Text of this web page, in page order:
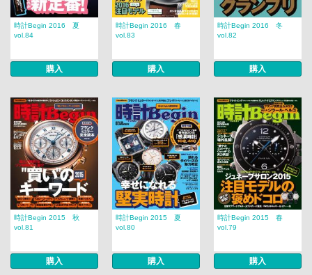
時計Begin 2016 夏
vol.84
購入
時計Begin 2016 春
vol.83
購入
時計Begin 2016 冬
vol.82
購入
時計Begin 2015 秋
vol.81
購入
時計Begin 2015 夏
vol.80
購入
時計Begin 2015 春
vol.79
購入